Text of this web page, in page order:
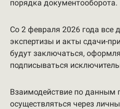
порядка документооборота.
Со 2 февраля 2026 года все
экспертизы и акты сдачи-
будут заключаться,
подписываться
Взаимодействие по данным
осуществляться через